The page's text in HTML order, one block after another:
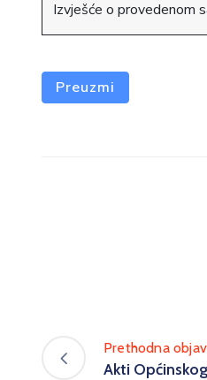
Izvješće o provedenom
Preuzmi
Prethodna
Akti